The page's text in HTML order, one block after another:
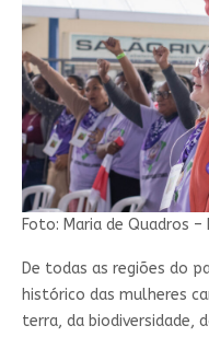
Foto: Maria de Quadros –
De todas as regiões do
histórico das mulheres
terra, da biodiversidade,